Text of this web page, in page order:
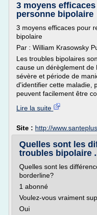
3 moyens
personne bipolaire
3 moyens efficaces pour
bipolaire
Par : William Krasowsky
Les troubles bipolaires
cause un dérèglement de
sévère et période de
d'identifier cette maladie,
peuvent facilement être
Lire la suite
Site : http://
Quelles sont les
troubles bipolaire
Quelles sont les
borderline?
1 abonné
Voulez-vous vraiment
Oui